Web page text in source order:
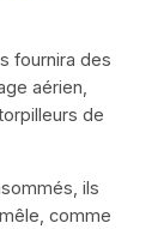
fournira des
aérien,
de
, ils
comme